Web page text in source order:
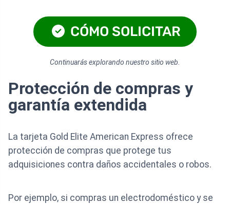
CÓMO SOLICITAR
Continuarás explorando nuestro sitio web.
Protección de compras y
garantía extendida
La tarjeta Gold Elite American Express ofrece
protección de compras que protege tus
adquisiciones contra daños accidentales o robos.
Por ejemplo, si compras un electrodoméstico y se